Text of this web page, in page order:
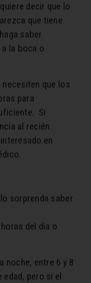
decir que lo
que tiene
saber
la boca o
que los
para
Si
al recién
en
sorprenda saber
del día o
noche, entre 6 y 8
pero si el